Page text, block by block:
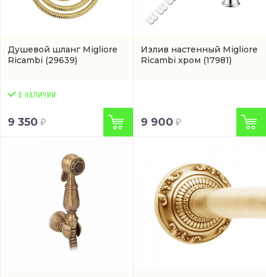
Душевой шланг Migliore
Ricambi (29639)
9 350
Излив настенный Migliore
Ricambi хром (17981)
9 900